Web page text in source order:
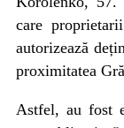
care
autorizează
proximitatea
Astfel, au fost